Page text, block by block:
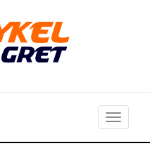
Toggle
navigation